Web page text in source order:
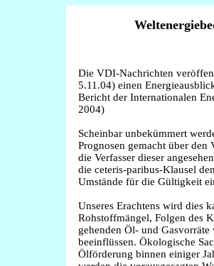
Die VDI-Nachrichten
5.11.04) einen
Bericht der Internationalen
2004)
Scheinbar unbekümmert
Prognosen gemacht über
die Verfasser dieser
die ceteris-paribus-Klausel
Umstände für die Gültigkeit
Unseres Erachtens wird dies
Rohstoffmängel, Folgen des
gehenden Öl- und
beeinflüssen. Ökologische
Ölförderung binnen einiger